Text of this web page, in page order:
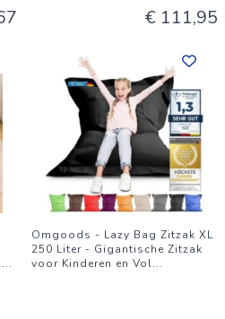
€ 111,95
...
Omgoods - Lazy Bag Zitzak XL
250 Liter - Gigantische Zitzak
voor Kinderen en Vol...